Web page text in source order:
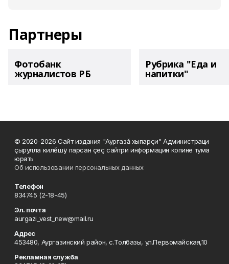
Партнеры
Фотобанк
журналистов РБ
Рубрика "Еда и
напитки"
© 2020-2026 Сайт издания "Аургазă хыпарçи" Администраци
çырулла килĕшÿ парсан çеç сайтри информацин копине тума
юрать
Об использовании персональных данных
Телефон
834745 (2-18-45)
Эл. почта
aurgazi_vest_new@mail.ru
Адрес
453480, Аургазинский район, с.Толбазы, ул.Первомайская,10
Рекламная служба